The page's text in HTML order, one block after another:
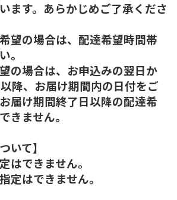
ます。あらかじめご了承くださ
望の場合は、配達希望時間帯
。
の場合は、お申込みの翌日か
降、お届け期間内の日付をご
届け期間終了日以降の配達希
きません。
いて】
はできません。
はできません。